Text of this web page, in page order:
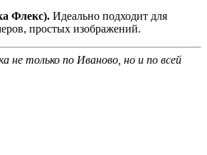
Флекс). Идеально подходит для
простых изображений.
не только по Иваново, но и по всей